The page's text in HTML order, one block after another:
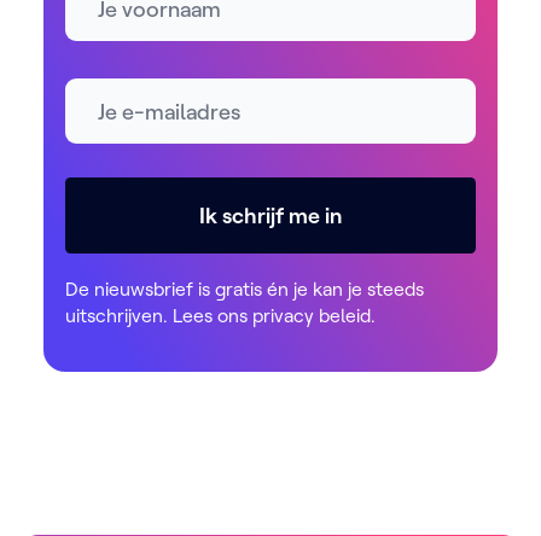
E-mailadres *
Ik schrijf me in
De nieuwsbrief is gratis én je kan je steeds
uitschrijven. Lees ons privacy beleid.